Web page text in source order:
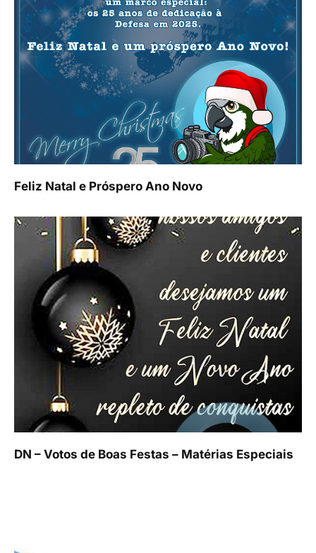
Feliz Natal e Próspero Ano Novo
DN – Votos de Boas Festas – Matérias Especiais